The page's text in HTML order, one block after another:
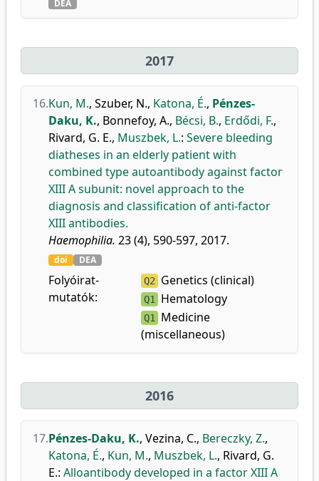
DEA
2017
16.Kun, M., Szuber, N., Katona, É., Pénzes-
Daku, K., Bonnefoy, A., Bécsi, B., Erdődi, F.,
Rivard, G. E., Muszbek, L.: Severe bleeding
diatheses in an elderly patient with
combined type autoantibody against factor
XIII A subunit: novel approach to the
diagnosis and classification of anti-factor
XIII antibodies.
Haemophilia. 23 (4), 590-597, 2017.
doi DEA
Folyóirat-
mutatók:
Q2 Genetics (clinical)
Q1 Hematology
Q1
Medicine
(miscellaneous)
2016
17.Pénzes-Daku, K., Vezina, C., Bereczky, Z.,
Katona, É., Kun, M., Muszbek, L., Rivard, G.
E.: Alloantibody developed in a factor XIII A